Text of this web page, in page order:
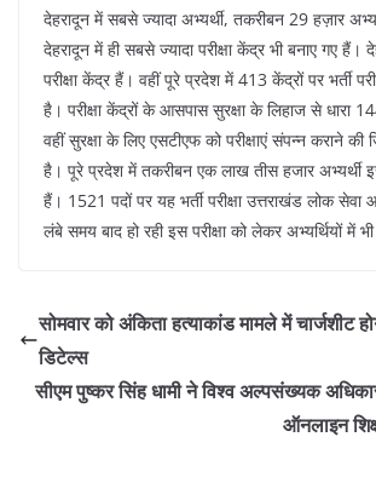
देहरादून में सबसे ज्यादा अभ्यर्थी, तकरीबन 29 हज़ार
देहरादून में ही सबसे ज्यादा परीक्षा केंद्र भी बनाए गए हैं।
परीक्षा केंद्र हैं। वहीं पूरे प्रदेश में 413 केंद्रों पर भर्ती
है। परीक्षा केंद्रों के आसपास सुरक्षा के लिहाज से धारा
वहीं सुरक्षा के लिए एसटीएफ को परीक्षाएं संपन्न कराने की
है। पूरे प्रदेश में तकरीबन एक लाख तीस हजार अभ्यर्थी
हैं। 1521 पदों पर यह भर्ती परीक्षा उत्तराखंड लोक सेवा
लंबे समय बाद हो रही इस परीक्षा को लेकर अभ्यर्थियों में
सोमवार को अंकिता हत्याकांड मामले में चार्जशीट
डिटेल्स
सीएम पुष्कर सिंह धामी ने विश्व अल्पसंख्यक
ऑनलाइन